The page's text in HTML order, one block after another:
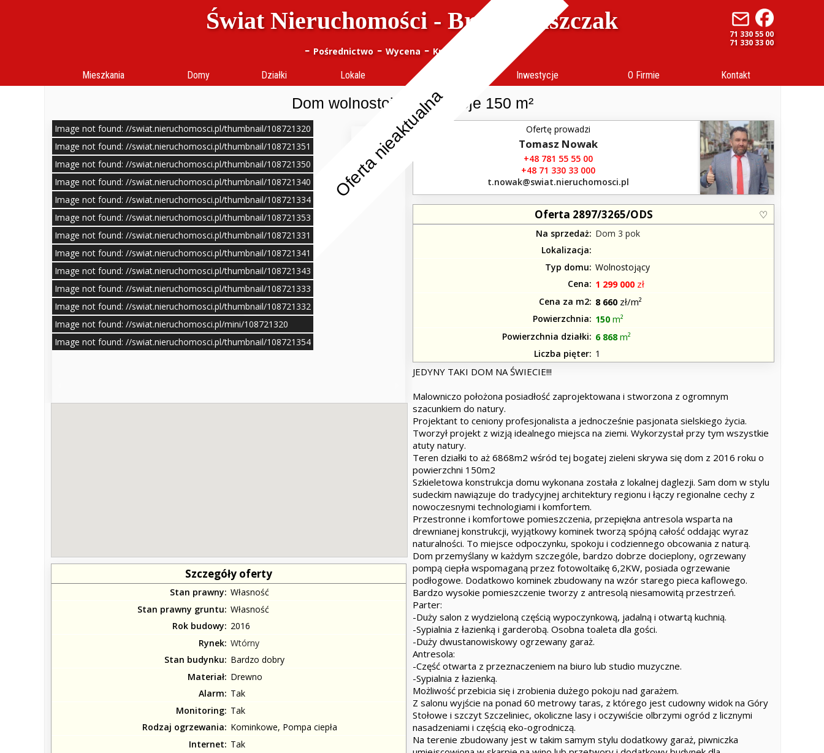
71 330 55 00
71 330 33 00
Świat Nieruchomości - Bracia Juszczak
- Pośrednictwo - Wycena- Kredyty
Mieszkania Domy Działki Lokale Inwestycje O Firmie Kontakt
Dom wolnostojący 3 pokoje 150 m²
Oferta nieaktualna
Image not found: //swiat.nieruchomosci.pl/thumbnail/108721320
Image not found: //swiat.nieruchomosci.pl/thumbnail/108721351
Image not found: //swiat.nieruchomosci.pl/thumbnail/108721350
Image not found: //swiat.nieruchomosci.pl/thumbnail/108721340
Image not found: //swiat.nieruchomosci.pl/thumbnail/108721334
Image not found: //swiat.nieruchomosci.pl/thumbnail/108721353
Image not found: //swiat.nieruchomosci.pl/thumbnail/108721331
Image not found: //swiat.nieruchomosci.pl/thumbnail/108721341
Image not found: //swiat.nieruchomosci.pl/thumbnail/108721343
Image not found: //swiat.nieruchomosci.pl/thumbnail/108721333
Image not found: //swiat.nieruchomosci.pl/thumbnail/108721332
Image not found: //swiat.nieruchomosci.pl/mini/108721320
Image not found: //swiat.nieruchomosci.pl/thumbnail/108721354
Ofertę prowadzi
Tomasz Nowak
+48 781 55 55 00
+48 71 330 33 000
t.nowak​@swiat.nieruchomosci.pl
Oferta 2897/3265/ODS
Na sprzedaż
Dom 3 pok
Lokalizacja
Typ domu Wolnostojący
Cena
1 299 000 zł
Cena za m2 8 660 zł/m²
Powierzchnia 150 m²
Powierzchnia działki 6 868 m²
Liczba pięter 1
Szczegóły oferty
Stan prawny Własność
Stan prawny gruntu Własność
Rok budowy
2016
Rynek Wtórny
Stan budynku
Bardzo dobry
Materiał Drewno
Alarm
Tak
Monitoring Tak
Rodzaj ogrzewania
Kominkowe, Pompa ciepła
Internet
Tak
JEDYNY TAKI DOM NA ŚWIECIE!!!
Malowniczo położona posiadłość zaprojektowana i stworzona z ogromnym
szacunkiem do natury.
Projektant to ceniony profesjonalista a jednocześnie pasjonata sielskiego życia.
Tworzył projekt z wizją idealnego miejsca na ziemi. Wykorzystał przy tym wszystkie
atuty natury.
Teren działki to aż 6868m2 wśród tej bogatej zieleni skrywa się dom z 2016 roku o
powierzchni 150m2
Szkieletowa konstrukcja domu wykonana została z lokalnej daglezji. Sam dom w stylu
sudeckim nawiązuje do tradycyjnej architektury regionu i łączy regionalne cechy z
nowoczesnymi technologiami i komfortem.
Przestronne i komfortowe pomieszczenia, przepiękna antresola wsparta na
drewnianej konstrukcji, wyjątkowy kominek tworzą spójną całość oddając wyraz
naturalności. To miejsce odpoczynku, spokoju i codziennego obcowania z naturą.
Dom przemyślany w każdym szczególe, bardzo dobrze docieplony, ogrzewany
pompą ciepła wspomaganą przez fotowoltaikę 6,2KW, posiada ogrzewanie
podłogowe. Dodatkowo kominek zbudowany na wzór starego pieca kaflowego.
Bardzo wysokie pomieszczenie tworzy z antresolą niesamowitą przestrzeń.
Parter:
-Duży salon z wydzieloną częścią wypoczynkową, jadalną i otwartą kuchnią.
-Sypialnia z łazienką i garderobą. Osobna toaleta dla gości.
-Duży dwustanowiskowy ogrzewany garaż.
Antresola:
-Część otwarta z przeznaczeniem na biuro lub studio muzyczne.
-Sypialnia z łazienką.
Możliwość przebicia się i zrobienia dużego pokoju nad garażem.
Z salonu wyjście na ponad 60 metrowy taras, z którego jest cudowny widok na Góry
Stołowe i szczyt Szczeliniec, okoliczne lasy i oczywiście olbrzymi ogród z licznymi
nasadzeniami i częścią eko-ogrodniczą.
Na terenie zbudowany jest w takim samym stylu dodatkowy garaż, piwniczka